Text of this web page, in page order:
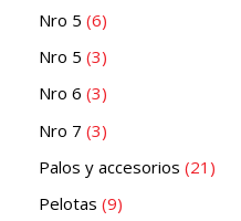
Nro 5 6
Nro 5 3
Nro 6 3
Nro 7 3
Palos y accesorios 21
Pelotas 9